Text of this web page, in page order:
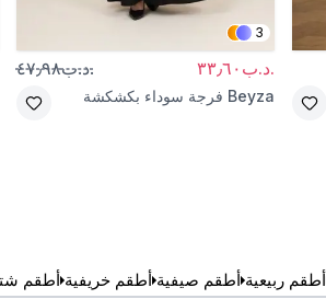
3
.د.ب٣٣٫٦٠ .د.ب٤٧٫٩٨
Beyza فرجة سوداء بكشكشة
أطقم ربيعية أطقم صيفية أطقم خريفية أطقم